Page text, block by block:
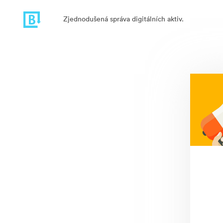
Zjednodušená správa digitálních aktiv.